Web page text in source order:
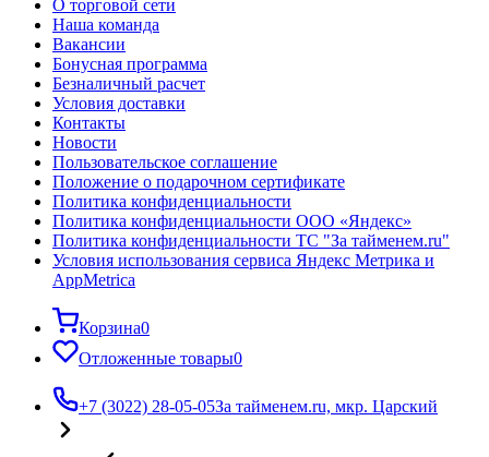
О торговой сети
Наша команда
Вакансии
Бонусная программа
Безналичный расчет
Условия доставки
Контакты
Новости
Пользовательское соглашение
Положение о подарочном сертификате
Политика конфиденциальности
Политика конфиденциальности ООО «Яндекс»
Политика конфиденциальности ТС "За тайменем.ru"
Условия использования сервиса Яндекс Метрика и
AppMetrica
Корзина0
Отложенные товары0
+7 (3022) 28-05-05За тайменем.ru, мкр. Царский